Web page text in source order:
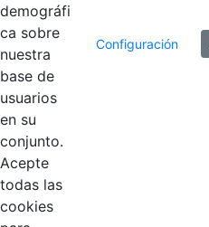
demográfi
ca sobre
nuestra
base de
usuarios
en su
conjunto.
Acepte
todas las
cookies
Configuración